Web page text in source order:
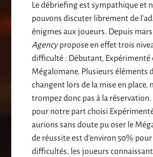
Le débriefing est sympathique et
pouvons discuter librement de
énigmes aux joueurs. Depuis
Agencypropose en effet trois
difficulté : Débutant, Expérimenté
Mégalomane. Plusieurs éléments
changent lors de la mise en place,
trompez donc pas à la
pour notre part choisi
aurions sans doute pu oser le
de réussite est d’environ 50%
difficultés, les joueurs connaissant